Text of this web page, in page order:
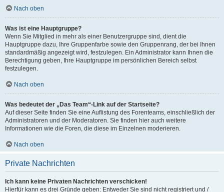
Nach oben
Was ist eine Hauptgruppe?
Wenn Sie Mitglied in mehr als einer Benutzergruppe sind, dient die
Hauptgruppe dazu, Ihre Gruppenfarbe sowie den Gruppenrang, der bei Ihnen
standardmäßig angezeigt wird, festzulegen. Ein Administrator kann Ihnen die
Berechtigung geben, Ihre Hauptgruppe im persönlichen Bereich selbst
festzulegen.
Nach oben
Was bedeutet der „Das Team“-Link auf der Startseite?
Auf dieser Seite finden Sie eine Auflistung des Forenteams, einschließlich der
Administratoren und der Moderatoren. Sie finden hier auch weitere
Informationen wie die Foren, die diese im Einzelnen moderieren.
Nach oben
Private Nachrichten
Ich kann keine Privaten Nachrichten verschicken!
Hierfür kann es drei Gründe geben: Entweder Sie sind nicht registriert und /